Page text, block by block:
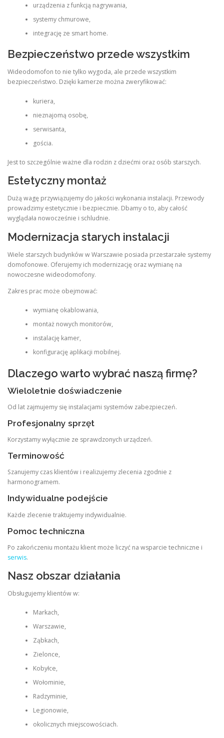
urządzenia z funkcją nagrywania,
systemy chmurowe,
integrację ze smart home.
Bezpieczeństwo przede wszystkim
Wideodomofon to nie tylko wygoda, ale przede wszystkim
bezpieczeństwo. Dzięki kamerze można zweryfikować:
kuriera,
nieznajomą osobę,
serwisanta,
gościa.
Jest to szczególnie ważne dla rodzin z dziećmi oraz osób starszych.
Estetyczny montaż
Dużą wagę przywiązujemy do jakości wykonania instalacji. Przewody
prowadzimy estetycznie i bezpiecznie. Dbamy o to, aby całość
wyglądała nowocześnie i schludnie.
Modernizacja starych instalacji
Wiele starszych budynków w Warszawie posiada przestarzałe systemy
domofonowe. Oferujemy ich modernizację oraz wymianę na
nowoczesne wideodomofony.
Zakres prac może obejmować:
wymianę okablowania,
montaż nowych monitorów,
instalację kamer,
konfigurację aplikacji mobilnej.
Dlaczego warto wybrać naszą firmę?
Wieloletnie doświadczenie
Od lat zajmujemy się instalacjami systemów zabezpieczeń.
Profesjonalny sprzęt
Korzystamy wyłącznie ze sprawdzonych urządzeń.
Terminowość
Szanujemy czas klientów i realizujemy zlecenia zgodnie z
harmonogramem.
Indywidualne podejście
Każde zlecenie traktujemy indywidualnie.
Pomoc techniczna
Po zakończeniu montażu klient może liczyć na wsparcie techniczne i
serwis.
Nasz obszar działania
Obsługujemy klientów w:
Markach,
Warszawie,
Ząbkach,
Zielonce,
Kobyłce,
Wołominie,
Radzyminie,
Legionowie,
okolicznych miejscowościach.